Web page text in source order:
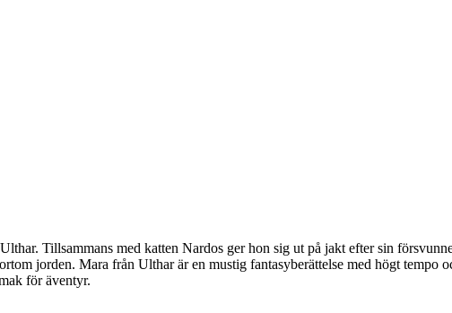
Tillsammans med katten Nardos ger hon sig ut på jakt efter sin
jorden. Mara från Ulthar är en mustig fantasyberättelse med högt tempo
för äventyr.